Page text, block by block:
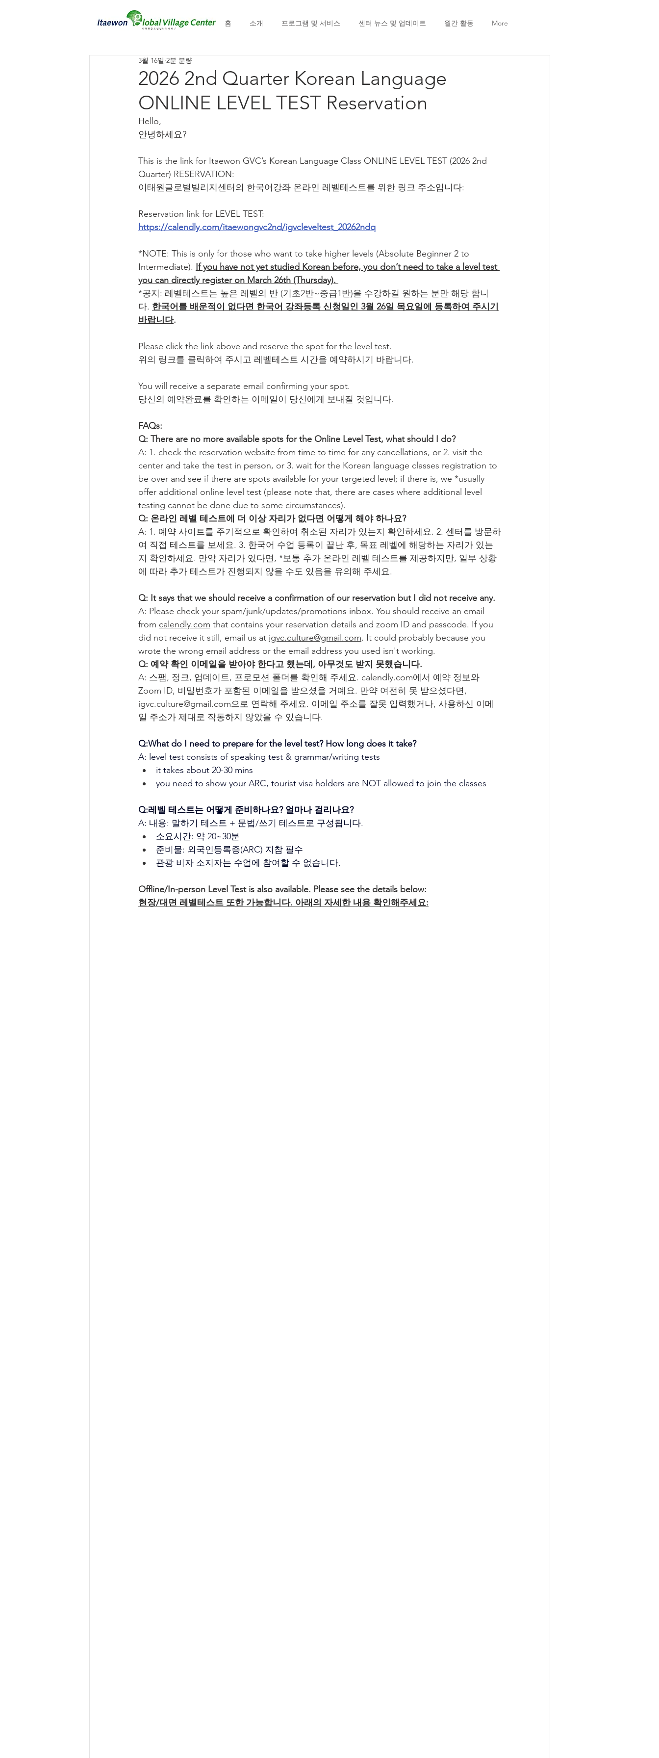
홈 소개 프로그램 및 서비스 센터 뉴스 및 업데이트 월간 활동 More
2026 2nd Quarter Korean Language
ONLINE LEVEL TEST Reservation
3월 16일 2분 분량
Hello,
안녕하세요?
This is the link for Itaewon GVC’s Korean Language Class ONLINE LEVEL TEST (2026 2nd
Quarter) RESERVATION:
이태원글로벌빌리지센터의 한국어강좌 온라인 레벨테스트를 위한 링크 주소입니다:
Reservation link for LEVEL TEST:
https://calendly.com/itaewongvc2nd/igvcleveltest_20262ndq
*NOTE: This is only for those who want to take higher levels (Absolute Beginner 2 to
Intermediate). If you have not yet studied Korean before, you don’t need to take a level test
you can directly register on March 26th (Thursday).
*공지: 레벨테스트는 높은 레벨의 반 (기초2반~중급1반)을 수강하길 원하는 분만 해당 합니
다. 한국어를 배운적이 없다면 한국어 강좌등록 신청일인 3월 26일 목요일에 등록하여 주시기
바랍니다.
Please click the link above and reserve the spot for the level test.
위의 링크를 클릭하여 주시고 레벨테스트 시간을 예약하시기 바랍니다.
You will receive a separate email confirming your spot.
당신의 예약완료를 확인하는 이메일이 당신에게 보내질 것입니다.
FAQs:
Q: There are no more available spots for the Online Level Test, what should I do?
A: 1. check the reservation website from time to time for any cancellations, or 2. visit the
center and take the test in person, or 3. wait for the Korean language classes registration to
be over and see if there are spots available for your targeted level; if there is, we *usually
offer additional online level test (please note that, there are cases where additional level
testing cannot be done due to some circumstances).
Q: 온라인 레벨 테스트에 더 이상 자리가 없다면 어떻게 해야 하나요?
A: 1. 예약 사이트를 주기적으로 확인하여 취소된 자리가 있는지 확인하세요. 2. 센터를 방문하
여 직접 테스트를 보세요. 3. 한국어 수업 등록이 끝난 후, 목표 레벨에 해당하는 자리가 있는
지 확인하세요. 만약 자리가 있다면, *보통 추가 온라인 레벨 테스트를 제공하지만, 일부 상황
에 따라 추가 테스트가 진행되지 않을 수도 있음을 유의해 주세요.
Q: It says that we should receive a confirmation of our reservation but I did not receive any.
A: Please check your spam/junk/updates/promotions inbox. You should receive an email
from calendly.com that contains your reservation details and zoom ID and passcode. If you
did not receive it still, email us at igvc.culture@gmail.com. It could probably because you
wrote the wrong email address or the email address you used isn't working.
Q: 예약 확인 이메일을 받아야 한다고 했는데, 아무것도 받지 못했습니다.
A: 스팸, 정크, 업데이트, 프로모션 폴더를 확인해 주세요. calendly.com에서 예약 정보와
Zoom ID, 비밀번호가 포함된 이메일을 받으셨을 거예요. 만약 여전히 못 받으셨다면,
igvc.culture@gmail.com으로 연락해 주세요. 이메일 주소를 잘못 입력했거나, 사용하신 이메
일 주소가 제대로 작동하지 않았을 수 있습니다.
Q:What do I need to prepare for the level test? How long does it take?
A: level test consists of speaking test & grammar/writing tests
it takes about 20-30 mins
you need to show your ARC, tourist visa holders are NOT allowed to join the classes
Q:레벨 테스트는 어떻게 준비하나요? 얼마나 걸리나요?
A: 내용: 말하기 테스트 + 문법/쓰기 테스트로 구성됩니다.
소요시간: 약 20~30분
준비물: 외국인등록증(ARC) 지참 필수
관광 비자 소지자는 수업에 참여할 수 없습니다.
Offline/In-person Level Test is also available. Please see the details below:
현장/대면 레벨테스트 또한 가능합니다. 아래의 자세한 내용 확인해주세요: